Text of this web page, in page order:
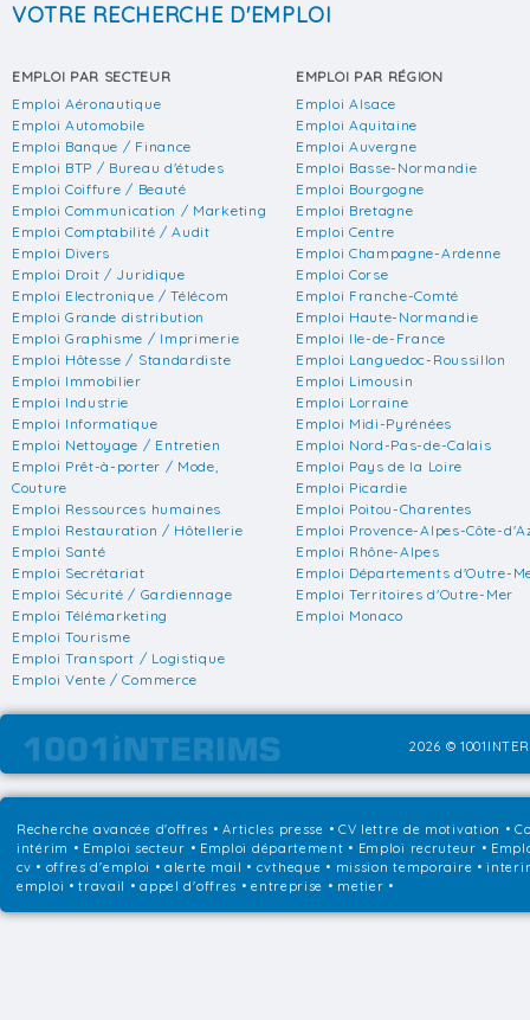
VOTRE RECHERCHE D'EMPLOI
EMPLOI PAR SECTEUR
Emploi Aéronautique
Emploi Automobile
Emploi Banque / Finance
Emploi BTP / Bureau d'études
Emploi Coiffure / Beauté
Emploi Communication / Marketing
Emploi Comptabilité / Audit
Emploi Divers
Emploi Droit / Juridique
Emploi Electronique / Télécom
Emploi Grande distribution
Emploi Graphisme / Imprimerie
Emploi Hôtesse / Standardiste
Emploi Immobilier
Emploi Industrie
Emploi Informatique
Emploi Nettoyage / Entretien
Emploi Prêt-à-porter / Mode,
Couture
Emploi Ressources humaines
Emploi Restauration / Hôtellerie
Emploi Santé
Emploi Secrétariat
Emploi Sécurité / Gardiennage
Emploi Télémarketing
Emploi Tourisme
Emploi Transport / Logistique
Emploi Vente / Commerce
EMPLOI PAR RÉGION
Emploi Alsace
Emploi Aquitaine
Emploi Auvergne
Emploi Basse-Normandie
Emploi Bourgogne
Emploi Bretagne
Emploi Centre
Emploi Champagne-Ardenne
Emploi Corse
Emploi Franche-Comté
Emploi Haute-Normandie
Emploi Ile-de-France
Emploi Languedoc-Roussillon
Emploi Limousin
Emploi Lorraine
Emploi Midi-Pyrénées
Emploi Nord-Pas-de-Calais
Emploi Pays de la Loire
Emploi Picardie
Emploi Poitou-Charentes
Emploi Provence-Alpes-Côte-
Emploi Rhône-Alpes
Emploi Départements d'Outre-
Emploi Territoires d'Outre-Mer
Emploi Monaco
2026 ©
Recherche avancée d'offres •Articles presse • CV lettre de motivation •
intérim • Emploi secteur • Emploi département • Emploi recruteur •
cv • offres d'emploi • alerte mail • cvtheque • mission temporaire •
emploi • travail • appel d'offres • entreprise • metier •